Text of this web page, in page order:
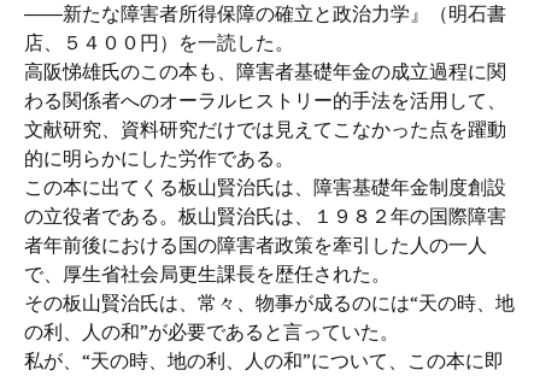
――新たな障害者所得保障の確立と政治力学』（明石書
店、５４００円）を一読した。
高阪悌雄氏のこの本も、障害者基礎年金の成立過程に関
わる関係者へのオーラルヒストリー的手法を活用して、
文献研究、資料研究だけでは見えてこなかった点を躍動
的に明らかにした労作である。
この本に出てくる板山賢治氏は、障害基礎年金制度創設
の立役者である。板山賢治氏は、１９８２年の国際障害
者年前後における国の障害者政策を牽引した人の一人
で、厚生省社会局更生課長を歴任された。
その板山賢治氏は、常々、物事が成るのには“天の時、地
の利、人の和”が必要であると言っていた。
私が、“天の時、地の利、人の和”について、この本に即